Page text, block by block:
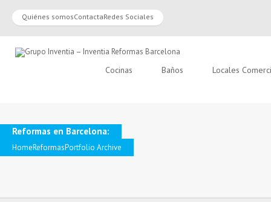
Quiénes somosContactaRedes Sociales
Cocinas Baños Locales
Reformas en Barcelona:
HomeReformasPortfolio Archive